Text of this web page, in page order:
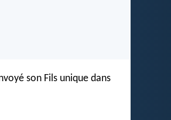
son Fils unique dans